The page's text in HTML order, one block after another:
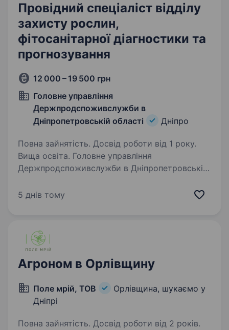
Провідний спеціаліст відділу
захисту рослин,
фітосанітарної діагностики та
прогнозування
12 000 – 19 500 грн
Головне управління
Держпродспоживслужби в
Дніпропетровській області
Дніпро
Повна зайнятість. Досвід роботи від 1 року.
Вища освіта. Головне управління
Держпродспоживслужби в Дніпропетровській
спеціаліста відділу захисту рослин,
5 днів тому
Агроном в Орлівщину
Поле мрій, ТОВ
Орлівщина, шукаємо у
Дніпрі
Повна зайнятість. Досвід роботи від 2 років.